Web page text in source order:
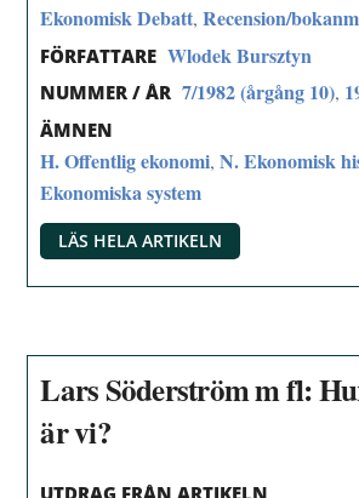
Ekonomisk Debatt,Recension/
FÖRFATTARE Wlodek Bursztyn
NUMMER / ÅR 7/1982 (årgång 10),
ÄMNEN
H. Offentlig ekonomi,N. Ekonomisk
Ekonomiska system
LÄS HELA ARTIKELN
Lars Söderström m fl:
är vi?
UTDRAG FRÅN ARTIKELN